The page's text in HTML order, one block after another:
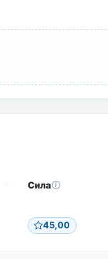
Сила
45,00